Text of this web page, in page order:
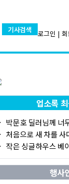
기사검색 로그인 | 회
업소록
박문호 딜러님께 너
처음으로 새 차를 사
작은 싱글하우스 베
행사